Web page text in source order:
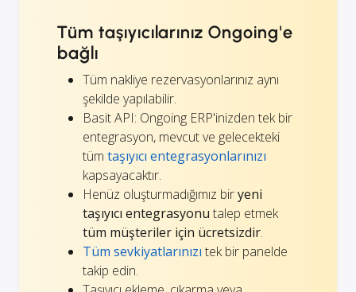
Tüm taşıyıcılarınız Ongoing'e
bağlı
Tüm nakliye rezervasyonlarınız aynı
şekilde yapılabilir.
Basit API: Ongoing ERP'inizden tek bir
entegrasyon, mevcut ve gelecekteki
tüm taşıyıcı entegrasyonlarınızı
kapsayacaktır.
Henüz oluşturmadığımız biryeni
taşıyıcı entegrasyonu talep etmek
tüm müşteriler için ücretsizdir.
Tüm sevkiyatlarınızı tek bir panelde
takip edin.